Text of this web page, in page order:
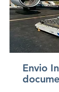
Envio